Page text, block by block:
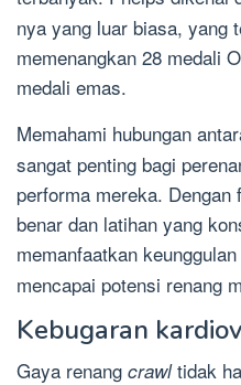
nya yang luar biasa, yang
memenangkan 28 medali
medali emas.
Memahami hubungan
sangat penting bagi
performa mereka.
benar dan latihan yang
memanfaatkan
mencapai potensi renang
Kebugaran
Gaya renang crawltidak